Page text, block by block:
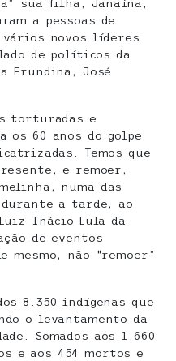
sua filha, Janaína,
a pessoas de
novos líderes
de políticos da
Erundina, José
torturadas e
os 60 anos do golpe
Temos que
e remoer,
numa das
a tarde, ao
Inácio Lula da
de eventos
não “remoer”
8.350 indígenas que
o levantamento da
Somados aos 1.660
e aos 454 mortos e